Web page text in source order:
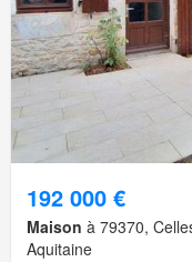
192 000 €
Maison à 79370,
Aquitaine